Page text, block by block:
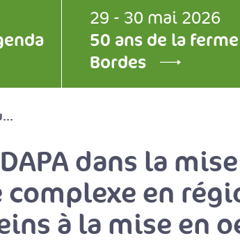
29 - 30 mai 2026
50 ans de la
Bordes
dans la
en
à la mise en